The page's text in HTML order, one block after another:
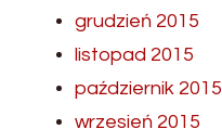
grudzień 2015
listopad 2015
październik 2015
wrzesień 2015